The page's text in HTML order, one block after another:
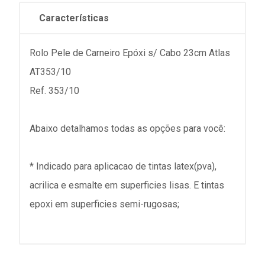
Características
Rolo Pele de Carneiro Epóxi s/ Cabo 23cm Atlas
AT353/10
Ref. 353/10
Abaixo detalhamos todas as opções para você:
* Indicado para aplicacao de tintas latex(pva),
acrilica e esmalte em superficies lisas. E tintas
epoxi em superficies semi-rugosas;